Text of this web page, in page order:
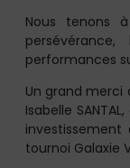
Nous tenons
performances
Un grand merci
Isabelle
tournoi Galaxie